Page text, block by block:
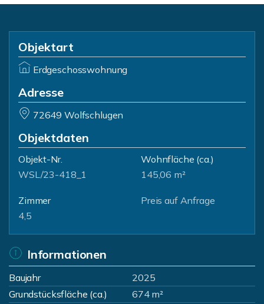
Objektart
Erdgeschosswohnung
Adresse
72649 Wolfschlugen
Objektdaten
Objekt-Nr.
WSL/23-418_1
Wohnfläche (ca.)
145,06 m²
Zimmer
4,5
Preis auf Anfrage
Informationen
Baujahr
2025
Grundstücksfläche (ca.)
674 m²